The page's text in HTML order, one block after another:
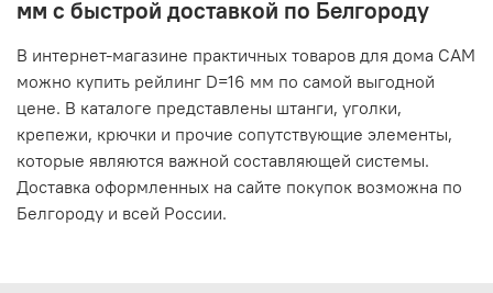
мм с быстрой доставкой по Белгороду
В интернет-магазине практичных товаров для дома САМ
можно купить рейлинг D=16 мм по самой выгодной
цене. В каталоге представлены штанги, уголки,
крепежи, крючки и прочие сопутствующие элементы,
которые являются важной составляющей системы.
Доставка оформленных на сайте покупок возможна по
Белгороду и всей России.